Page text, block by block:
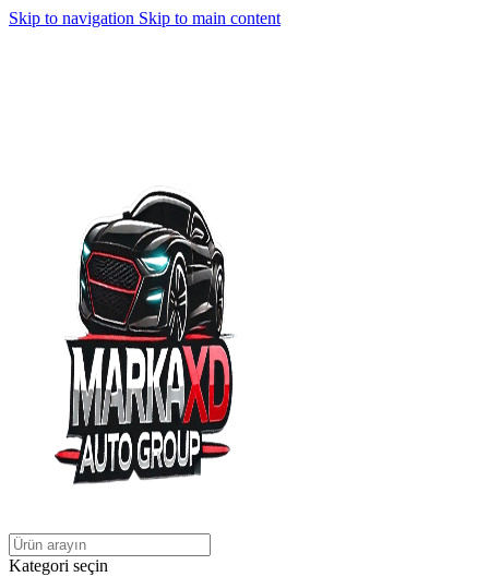
Skip to navigation Skip to main content
Kategori seçin